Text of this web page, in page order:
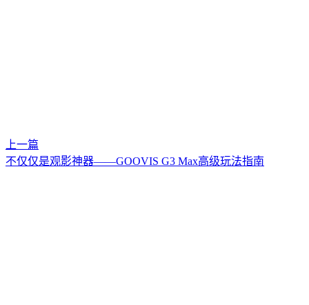
上一篇
不仅仅是观影神器——GOOVIS G3 Max高级玩法指南